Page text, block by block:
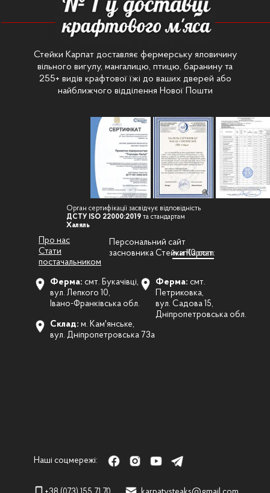
Стейки Карпат доставляє фермерську яловичину
вільного вигулу, мангалицю, птицю, баранину та
255+ видів крафтової їжі до ваших дверей або
найближчого відділення Нової Пошти
Стати
постачальником
Про нас
Ферма: смт. Букачівці,
вул. Лепкого 10,
Івано-Франківська обл.
Наші соцмережі:
Орган сертифікації засвідчує відповідність
ДСТУ ISO 22000:2019 та стандартам
Халяль
Персональний сайт
засновника Стейки Карпат:
ivan10.com
Склад: м. Кам'янське,
вул. Дніпропетровська 73а
Ферма: смт.
Петриковка,
вул. Садова 15,
Дніпропетровська обл.